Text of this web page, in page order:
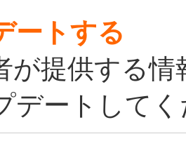
ートする
が提供する
デートして